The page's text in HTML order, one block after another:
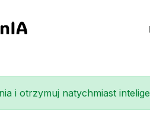
i otrzymuj natychmiast